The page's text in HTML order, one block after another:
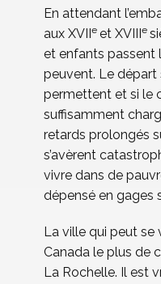
En attendant
aux XVIIe et XVIIIe
et enfants passent
peuvent. Le départ
permettent et si le
suffisamment
retards prolongés
s’avèrent
vivre dans de
dépensé en gages
La ville qui peut se
Canada le plus de
La Rochelle. Il est